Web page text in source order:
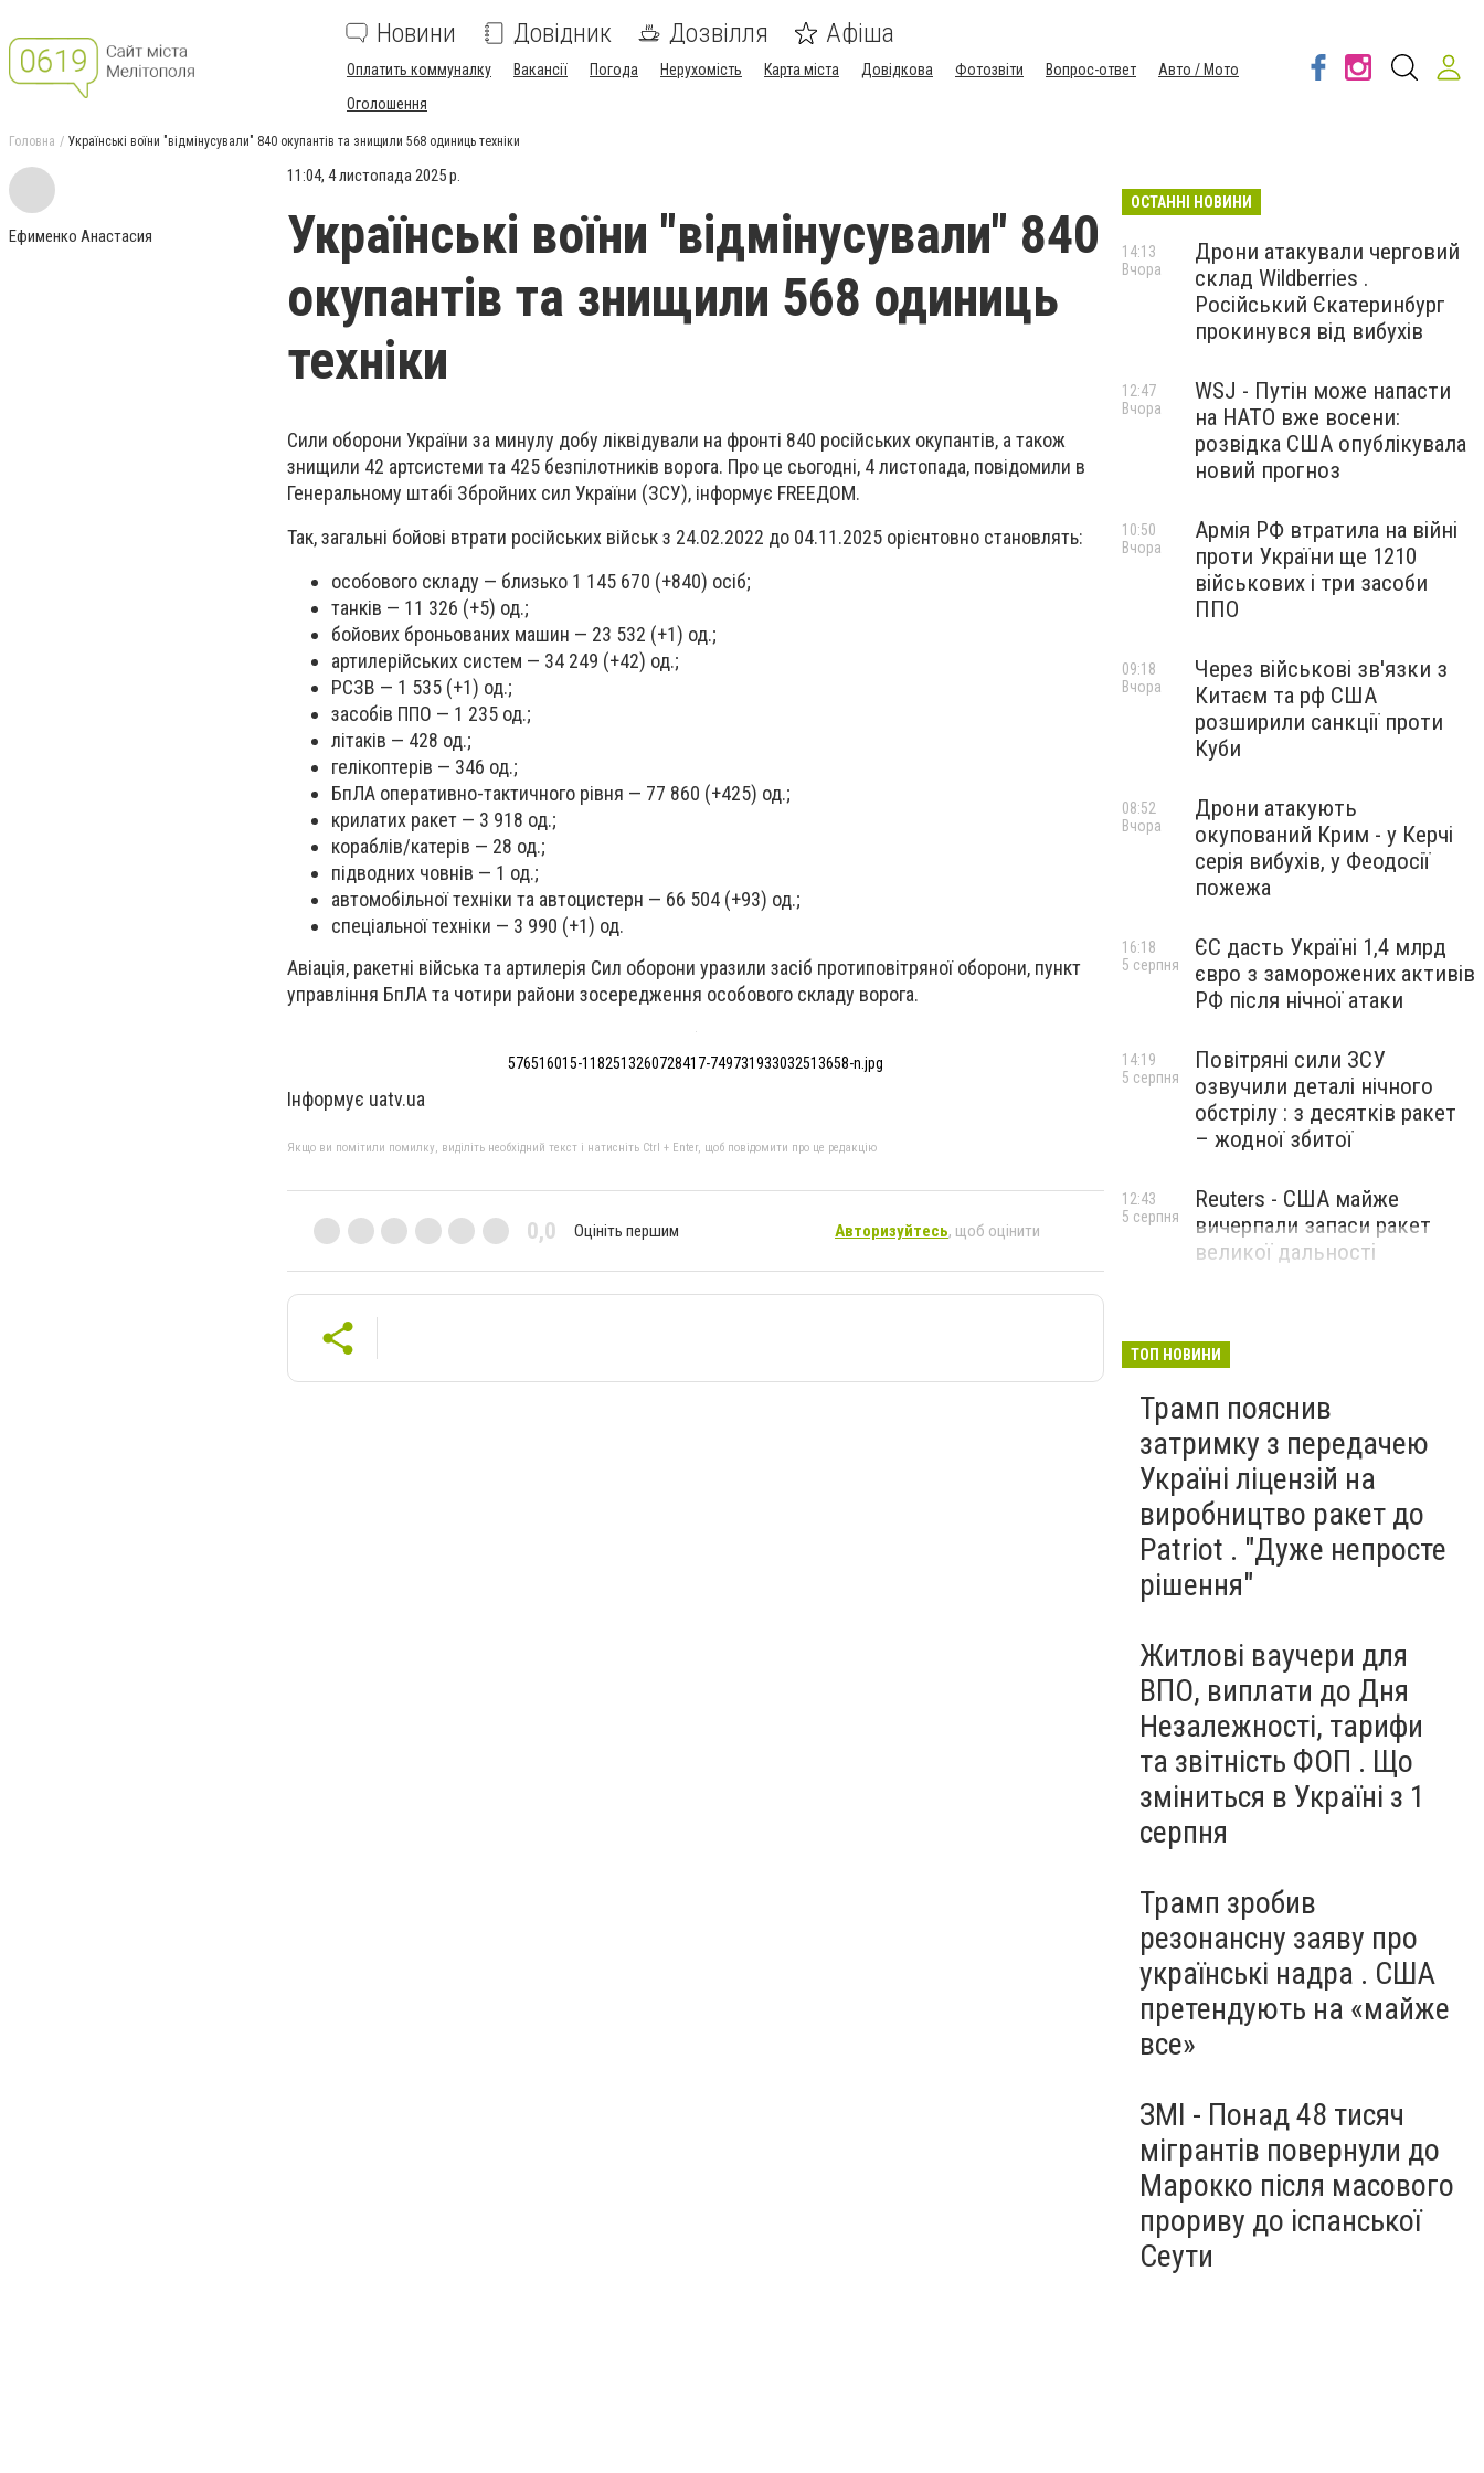
Новини Довідник Дозвілля Афіша
Оплатить коммуналку Вакансії Погода Нерухомість Карта міста Довідкова Фотозвіти Вопрос-ответ
Авто / Мото
Оголошення
Головна Українські воїни "відмінусували" 840 окупантів та знищили 568 одиниць техніки
Ефименко Анастасия
11:04, 4 листопада 2025 р.
Українські воїни "відмінусували" 840
окупантів та знищили 568 одиниць
техніки
Сили оборони України за минулу добу ліквідували на фронті 840 російських окупантів, а також
знищили 42 артсистеми та 425 безпілотників ворога. Про це сьогодні, 4 листопада, повідомили в
Генеральному штабі Збройних сил України (ЗСУ), інформує FREEДOM.
Так, загальні бойові втрати російських військ з 24.02.2022 до 04.11.2025 орієнтовно становлять:
особового складу — близько 1 145 670 (+840) осіб;
танків — 11 326 (+5) од.;
бойових броньованих машин — 23 532 (+1) од.;
артилерійських систем — 34 249 (+42) од.;
РСЗВ — 1 535 (+1) од.;
засобів ППО — 1 235 од.;
літаків — 428 од.;
гелікоптерів — 346 од.;
БпЛА оперативно-тактичного рівня — 77 860 (+425) од.;
крилатих ракет — 3 918 од.;
кораблів/катерів — 28 од.;
підводних човнів — 1 од.;
автомобільної техніки та автоцистерн — 66 504 (+93) од.;
спеціальної техніки — 3 990 (+1) од.
Авіація, ракетні війська та артилерія Сил оборони уразили засіб протиповітряної оборони, пункт
управління БпЛА та чотири райони зосередження особового складу ворога.
576516015-1182513260728417-749731933032513658-n.jpg
Інформує uatv.ua
Якщо ви помітили помилку, виділіть необхідний текст і натисніть Ctrl + Enter, щоб повідомити про це редакцію
0,0 Оцініть першим Авторизуйтесь, щоб оцінити
ОСТАННІ НОВИНИ
Дрони атакували черговий
склад Wildberries .
Російський Єкатеринбург
прокинувся від вибухів
14:13
Вчора
WSJ - Путін може напасти
на НАТО вже восени:
розвідка США опублікувала
новий прогноз
12:47
Вчора
Армія РФ втратила на війні
проти України ще 1210
військових і три засоби
ППО
10:50
Вчора
Через військові зв'язки з
Китаєм та рф США
розширили санкції проти
Куби
09:18
Вчора
Дрони атакують
окупований Крим - у Керчі
серія вибухів, у Феодосії
пожежа
08:52
Вчора
ЄС дасть Україні 1,4 млрд
євро з заморожених активів
РФ після нічної атаки
16:18
5 серпня
Повітряні сили ЗСУ
озвучили деталі нічного
обстрілу : з десятків ракет
– жодної збитої
14:19
5 серпня
Reuters - США майже
вичерпали запаси ракет
великої дальності
12:43
5 серпня
ТОП НОВИНИ
Трамп пояснив
затримку з передачею
Україні ліцензій на
виробництво ракет до
Patriot . "Дуже непросте
рішення"
Житлові ваучери для
ВПО, виплати до Дня
Незалежності, тарифи
та звітність ФОП . Що
зміниться в Україні з 1
серпня
Трамп зробив
резонансну заяву про
українські надра . США
претендують на «майже
все»
ЗМІ - Понад 48 тисяч
мігрантів повернули до
Марокко після масового
прориву до іспанської
Сеути